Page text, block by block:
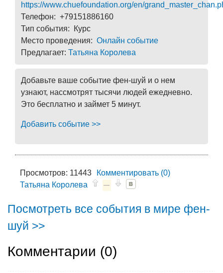
https://www.chuefoundation.org/en/
Телефон: +79151886160
Тип события: Курс
Место проведения: Онлайн событие
Предлагает: Татьяна Королева
Добавьте ваше событие фен-шуй и о нем
узнают, нассмотрят тысячи людей ежедневно.
Это бесплатно и займет 5 минут.
Добавить событие >>
Просмотров: 11443
Комментировать (0)
Татьяна Королева
—
Посмотреть все события в мире фен-
шуй >>
Комментарии (0)